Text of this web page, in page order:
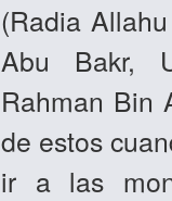
(Radia
Abu Bakr,
Rahman Bin
de estos
ir a las